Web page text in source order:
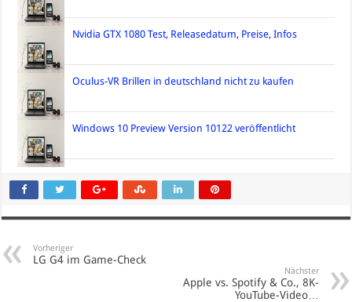
Nvidia GTX 1080 Test, Releasedatum, Preise, Infos
Oculus-VR Brillen in deutschland nicht zu kaufen
Windows 10 Preview Version 10122 veröffentlicht
Vorheriger
LG G4 im Game-Check
Nächster
Apple vs. Spotify & Co., 8K-
YouTube-Video…